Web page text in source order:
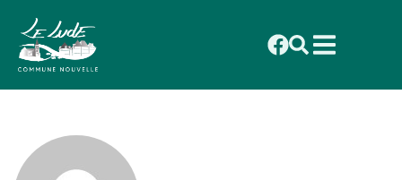
principal
1/07/2024 – Convocation au Conseil
Municipal